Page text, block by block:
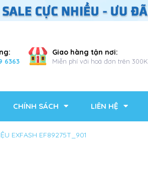
6363
Giao hàng tận nơi:
Miễn phí với hoá đơn trên 300K
CHÍNH SÁCH LIÊN HỆ
EXFASH EF89275T_901